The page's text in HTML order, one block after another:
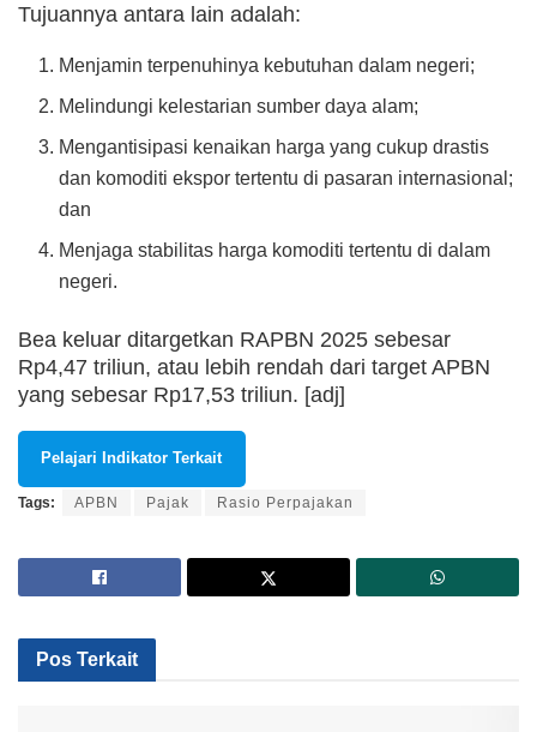
Tujuannya antara lain adalah:
Menjamin terpenuhinya kebutuhan dalam negeri;
Melindungi kelestarian sumber daya alam;
Mengantisipasi kenaikan harga yang cukup drastis
dan komoditi ekspor tertentu di pasaran internasional;
dan
Menjaga stabilitas harga komoditi tertentu di dalam
negeri.
Bea keluar ditargetkan RAPBN 2025 sebesar
Rp4,47 triliun, atau lebih rendah dari target APBN
yang sebesar Rp17,53 triliun. [adj]
Pelajari Indikator Terkait
Tags: APBN Pajak Rasio Perpajakan
Pos Terkait